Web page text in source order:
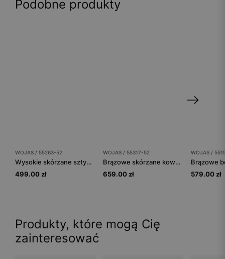
Podobne produkty
WOJAS / 55263-52
Wysokie skórzane sztyblety damskie w brązowym kolorze
499.00 zł
WOJAS / 55317-52
Brązowe skórzane kowbojki damskie na obcasie
659.00 zł
WOJAS /
579.00 zł
Produkty, które mogą Cię
zainteresować